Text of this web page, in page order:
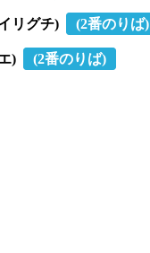
リグチ) (2番のりば)
) (2番のりば)